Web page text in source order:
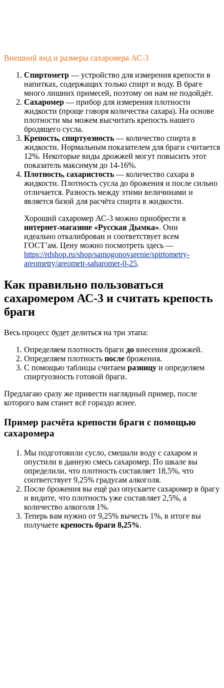
Внешний вид и размеры сахаромера АС-3
Спиртометр — устройство для измерения крепости в
напитках, содержащих только спирт и воду. В браге
много лишних примесей, поэтому он нам не подойдёт.
Сахаромер — прибор для измерения плотности
жидкости (проще говоря количества сахара). На основе
плотности мы можем высчитать крепость нашего
бродящего сусла.
Крепость, спиртуозность — количество спирта в
жидкости. Нормальным показателем для браги считается
12%. Некоторые виды дрожжей могут повысить этот
показатель максимум до 14-16%.
Плотность, сахаристость — количество сахара в
жидкости. Плотность сусла до брожения и после сильно
отличается. Разность между этими величинами и
является базой для расчёта спирта в жидкости.
Хороший сахаромер АС-3 можно приобрести в
интернет-магазине «Русская Дымка». Они
идеально откалиброван и соответствует всем
ГОСТ’ам. Цену можно посмотреть здесь —
https://rdshop.ru/shop/samogonovarenie/spirtometry-
areometry/areometr-saharomer-0-25.
Как правильно пользоваться
сахаромером АС-3 и считать крепость
браги
Весь процесс будет делиться на три этапа:
Определяем плотность браги до внесения дрожжей.
Определяем плотность после брожения.
С помощью таблицы считаем разницу и определяем
спиртуозность готовой браги.
Предлагаю сразу же привести наглядный пример, после
которого вам станет всё гораздо яснее.
Пример расчёта крепости браги с помощью
сахаромера
Мы подготовили сусло, смешали воду с сахаром и
опустили в данную смесь сахаромер. По шкале вы
определили, что плотность составляет 18,5%, что
соответствует 9,25% градусам алкоголя.
После брожения вы ещё раз опускаете сахаромер в брагу
и видите, что плотность уже составляет 2,5%, а
количество алкоголя 1%.
Теперь вам нужно от 9,25% вычесть 1%, в итоге вы
получаете крепость браги 8,25%.